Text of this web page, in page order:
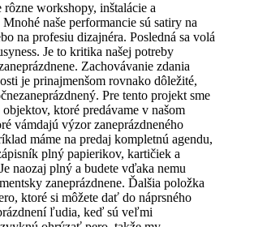
rôzne workshopy, inštalácie a
naše performancie sú satiry na
na profesiu dizajnéra. Posledná sa volá
Je to kritika našej potreby
Zachovávanie zdania
je prinajmenšom rovnako dôležité,
Pre tento projekt sme
ktoré predávame v našom
vámdajú výzor zaneprázdneného
máme na predaj kompletnú agendu,
plný papierikov, kartičiek a
naozaj plný a budete vďaka nemu
zaneprázdnene. Ďalšia položka
ktoré si môžete dať do náprsného
ľudia, keď sú veľmi